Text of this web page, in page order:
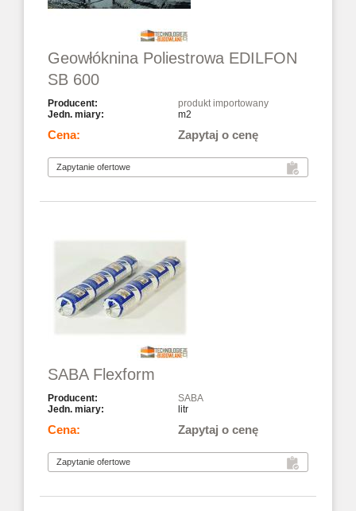
Geowłóknina Poliestrowa EDILFON
SB 600
produkt importowany
m2
Zapytaj o cenę
SABA Flexform
SABA
litr
Zapytaj o cenę